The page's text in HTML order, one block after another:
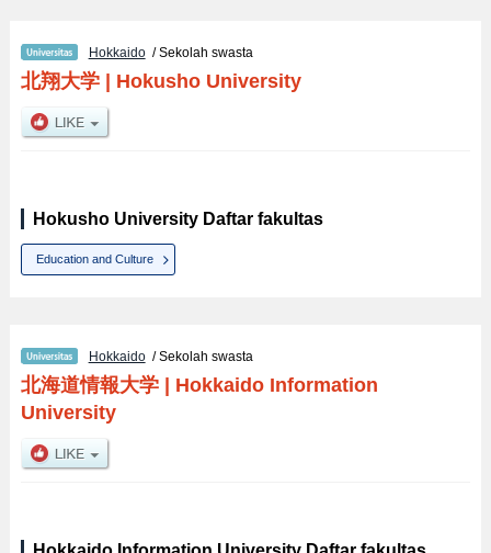
Hokkaido/ Sekolah swasta
北翔大学| Hokusho University
Hokusho University Daftar fakultas
Education and Culture
Hokkaido/ Sekolah swasta
北海道情報大学| Hokkaido Information
University